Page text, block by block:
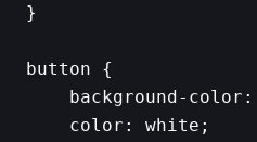
}
button {
background-
    color: white;